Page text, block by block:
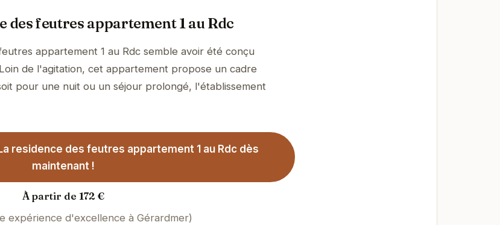
des feutres appartement 1 au Rdc
appartement 1 au Rdc semble avoir été conçu
de l'agitation, cet appartement propose un cadre
pour une nuit ou un séjour prolongé, l'établissement
residence des feutres appartement 1 au Rdc dès
maintenant !
À partir de 172 €
expérience d'excellence à Gérardmer)